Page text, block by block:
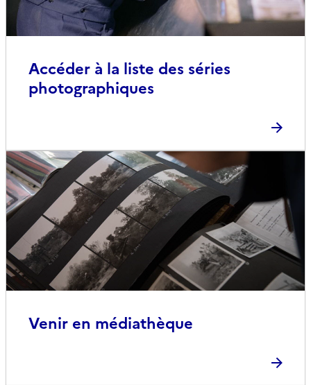
Accéder à la liste des séries
photographiques
Venir en médiathèque